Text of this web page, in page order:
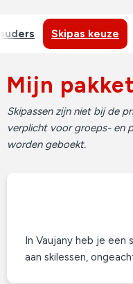
Skipas keuze
Mijn
Skipassen zijn niet bij de
verplicht voor groeps- en
worden geboekt.
In Vaujany heb je een
aan skilessen,